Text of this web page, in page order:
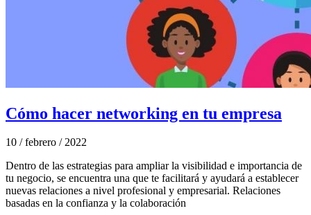
Cómo hacer networking en tu empresa
10 / febrero / 2022
Dentro de las estrategias para ampliar la visibilidad e importancia de
tu negocio, se encuentra una que te facilitará y ayudará a establecer
nuevas relaciones a nivel profesional y empresarial. Relaciones
basadas en la confianza y la colaboración